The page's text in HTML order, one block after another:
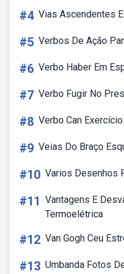
#4 Vias Ascendentes
#5 Verbos De Ação
#6 Verbo Haber Em
#7 Verbo Fugir No
#8 Verbo Can
#9 Veias Do Braço
#10 Varios Desenhos
#11 Vantagens E
Termoelétrica
#12 Van Gogh Ceu
#13 Umbanda Fotos